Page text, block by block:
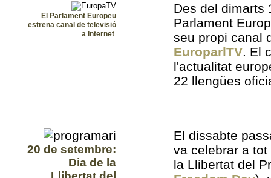
El Parlament Europeu
estrena canal de televisió
a Internet
Des del dimarts
Parlament
seu propi canal
EuroparlTV. El
l'actualitat
22 llengües
20 de setembre:
Dia de la
El dissabte
va celebrar a
la Llibertat del